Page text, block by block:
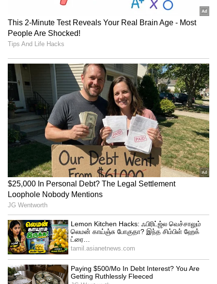
திருமணங்கள் தடைசெய்யப்பட்டுள்ளது,
மேலும் அங்கு ஓரினசேர்கையாளர்களுக்கு
எதிராக பல குற்றங்கள் நடைபெறுகின்றது.
ஏசியாநெட் தமிழ் செய்திகளை உடனுக்கு
உடன் Whatsapp Channel-லில்
பெறுவதற்கு கீழே கொடுக்கப்பட்டு
இருக்கும் லிங்குடன் இணைந்து
இருக்கவும்.
Click this
link: https://whatsapp.com/channel/0029Va9T
FCWB4hdYZOoYCK2D